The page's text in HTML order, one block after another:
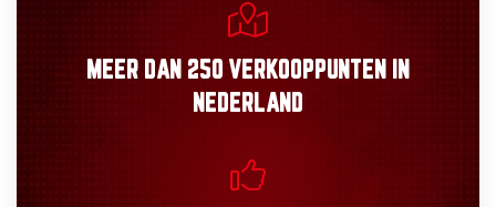
MEER DAN 250 VERKOOPPUNTEN
IN
NEDERLAND